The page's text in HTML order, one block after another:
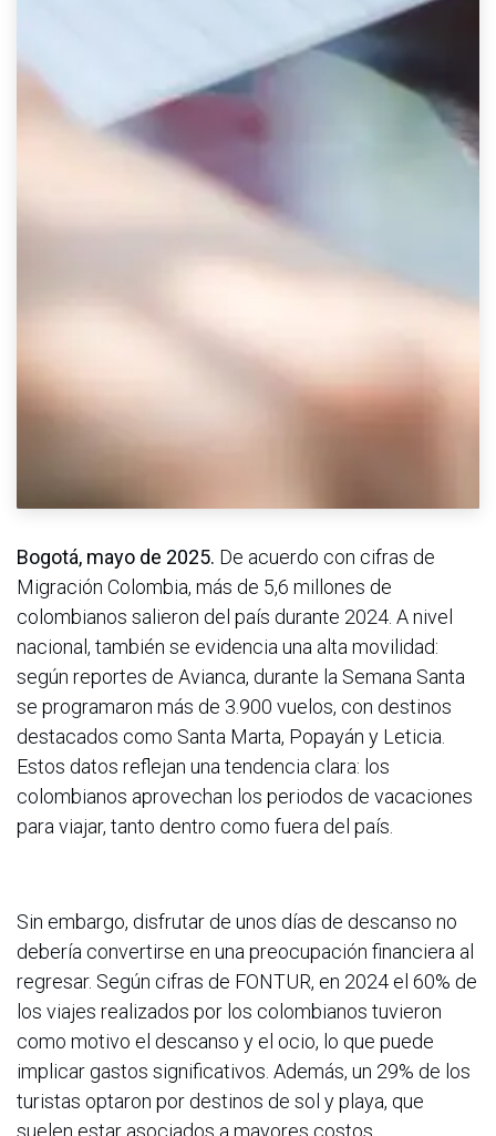
Bogotá, mayo de 2025. De acuerdo con cifras de
Migración Colombia, más de 5,6 millones de
colombianos salieron del país durante 2024. A nivel
nacional, también se evidencia una alta movilidad:
según reportes de Avianca, durante la Semana Santa
se programaron más de 3.900 vuelos, con destinos
destacados como Santa Marta, Popayán y Leticia.
Estos datos reflejan una tendencia clara: los
colombianos aprovechan los periodos de vacaciones
para viajar, tanto dentro como fuera del país.
Sin embargo, disfrutar de unos días de descanso no
debería convertirse en una preocupación financiera al
regresar. Según cifras de FONTUR, en 2024 el 60% de
los viajes realizados por los colombianos tuvieron
como motivo el descanso y el ocio, lo que puede
implicar gastos significativos. Además, un 29% de los
turistas optaron por destinos de sol y playa, que
suelen estar asociados a mayores costos,